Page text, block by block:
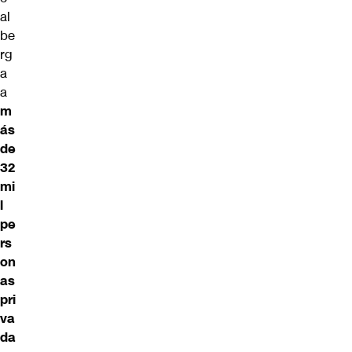
al
be
rg
a
a
m
ás
de
32
mi
l
pe
rs
on
as
pri
va
da